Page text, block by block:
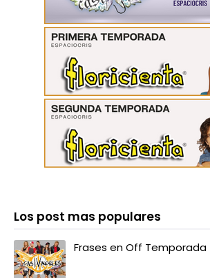
Los post mas populares
Frases en Off Temporada